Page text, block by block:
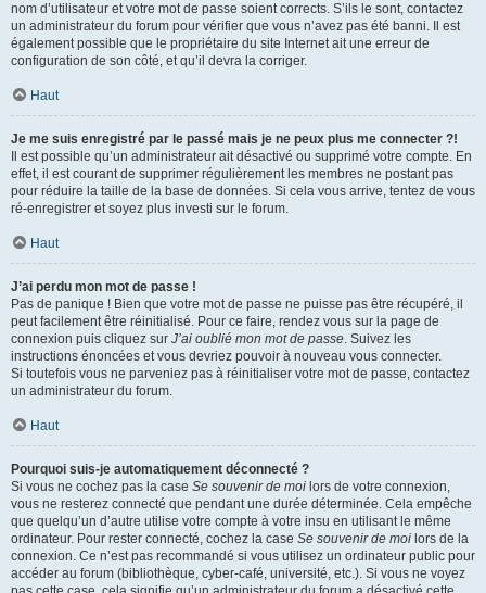
nom d’utilisateur et votre mot de passe soient corrects. S’ils le sont, contactez
un administrateur du forum pour vérifier que vous n’avez pas été banni. Il est
également possible que le propriétaire du site Internet ait une erreur de
configuration de son côté, et qu’il devra la corriger.
Haut
Je me suis enregistré par le passé mais je ne peux plus me connecter ?!
Il est possible qu’un administrateur ait désactivé ou supprimé votre compte. En
effet, il est courant de supprimer régulièrement les membres ne postant pas
pour réduire la taille de la base de données. Si cela vous arrive, tentez de vous
ré-enregistrer et soyez plus investi sur le forum.
Haut
J’ai perdu mon mot de passe !
Pas de panique ! Bien que votre mot de passe ne puisse pas être récupéré, il
peut facilement être réinitialisé. Pour ce faire, rendez vous sur la page de
connexion puis cliquez sur J’ai oublié mon mot de passe. Suivez les
instructions énoncées et vous devriez pouvoir à nouveau vous connecter.
Si toutefois vous ne parveniez pas à réinitialiser votre mot de passe, contactez
un administrateur du forum.
Haut
Pourquoi suis-je automatiquement déconnecté ?
Si vous ne cochez pas la case Se souvenir de moi lors de votre connexion,
vous ne resterez connecté que pendant une durée déterminée. Cela empêche
que quelqu’un d’autre utilise votre compte à votre insu en utilisant le même
ordinateur. Pour rester connecté, cochez la case Se souvenir de moi lors de la
connexion. Ce n’est pas recommandé si vous utilisez un ordinateur public pour
accéder au forum (bibliothèque, cyber-café, université, etc.). Si vous ne voyez